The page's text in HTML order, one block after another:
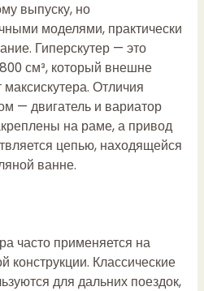
выпуску, но
моделями, практически
Гиперскутер — это
см³, который внешне
Отличия
— двигатель и вариатор
на раме, а привод
цепью, находящейся
ванне.
часто применяется на
конструкции. Классические
для дальних поездок,